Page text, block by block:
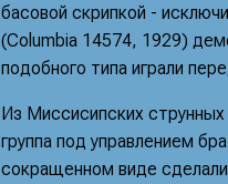
басовой скрипкой -
(Columbia 14574, 1929)
подобного типа играли
Из Миссисипских
группа под управлением
сокращенном виде